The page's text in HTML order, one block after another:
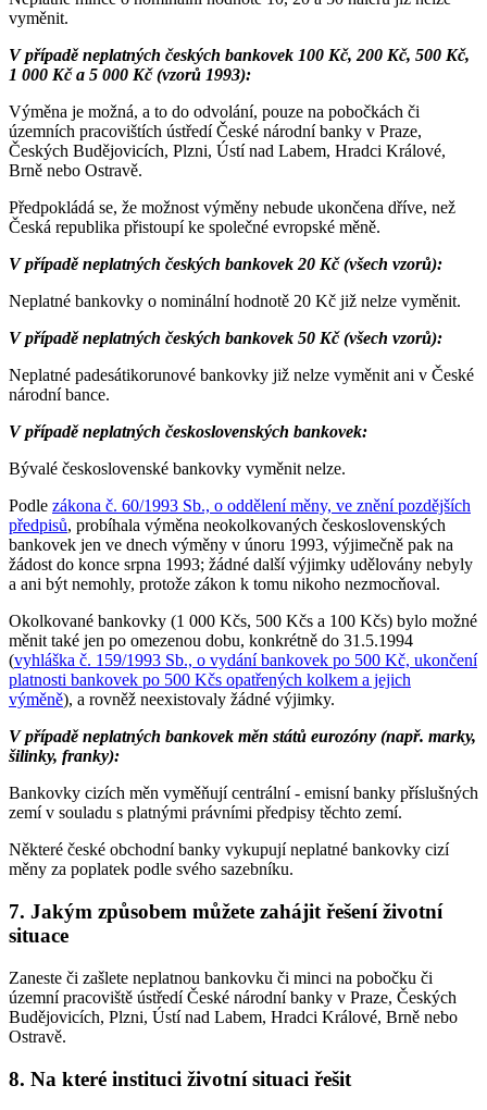
vyměnit.
V případě neplatných českých bankovek 100 Kč, 200 Kč, 500 Kč,
1 000 Kč a 5 000 Kč (vzorů 1993):
Výměna je možná, a to do odvolání, pouze na pobočkách či
územních pracovištích ústředí České národní banky v Praze,
Českých Budějovicích, Plzni, Ústí nad Labem, Hradci Králové,
Brně nebo Ostravě.
Předpokládá se, že možnost výměny nebude ukončena dříve, než
Česká republika přistoupí ke společné evropské měně.
V případě neplatných českých bankovek 20 Kč (všech vzorů):
Neplatné bankovky o nominální hodnotě 20 Kč již nelze vyměnit.
V případě neplatných českých bankovek 50 Kč (všech vzorů):
Neplatné padesátikorunové bankovky již nelze vyměnit ani v České
národní bance.
V případě neplatných československých bankovek:
Bývalé československé bankovky vyměnit nelze.
Podle zákona č. 60/1993 Sb., o oddělení měny, ve znění pozdějších
předpisů, probíhala výměna neokolkovaných československých
bankovek jen ve dnech výměny v únoru 1993, výjimečně pak na
žádost do konce srpna 1993; žádné další výjimky udělovány nebyly
a ani být nemohly, protože zákon k tomu nikoho nezmocňoval.
Okolkované bankovky (1 000 Kčs, 500 Kčs a 100 Kčs) bylo možné
měnit také jen po omezenou dobu, konkrétně do 31.5.1994
(vyhláška č. 159/1993 Sb., o vydání bankovek po 500 Kč, ukončení
platnosti bankovek po 500 Kčs opatřených kolkem a jejich
výměně), a rovněž neexistovaly žádné výjimky.
V případě neplatných bankovek měn států eurozóny (např. marky,
šilinky, franky):
Bankovky cizích měn vyměňují centrální - emisní banky příslušných
zemí v souladu s platnými právními předpisy těchto zemí.
Některé české obchodní banky vykupují neplatné bankovky cizí
měny za poplatek podle svého sazebníku.
7. Jakým způsobem můžete zahájit řešení životní
situace
Zaneste či zašlete neplatnou bankovku či minci na pobočku či
územní pracoviště ústředí České národní banky v Praze, Českých
Budějovicích, Plzni, Ústí nad Labem, Hradci Králové, Brně nebo
Ostravě.
8. Na které instituci životní situaci řešit